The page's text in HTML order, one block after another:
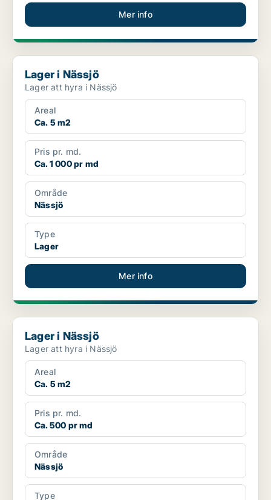
Mer info
Lager i Nässjö
Lager i Nässjö
Lager att hyra i Nässjö
Areal
Ca. 5 m2
Pris pr. md.
Ca. 1 000 pr md
Område
Nässjö
Type
Lager
Mer info
Lager i Nässjö
Lager i Nässjö
Lager att hyra i Nässjö
Areal
Ca. 5 m2
Pris pr. md.
Ca. 500 pr md
Område
Nässjö
Type